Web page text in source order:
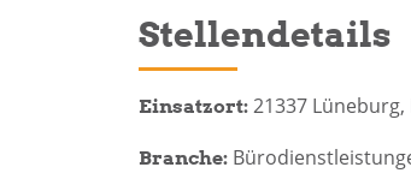
Stellendetails
Einsatzort: 21337
Branche: